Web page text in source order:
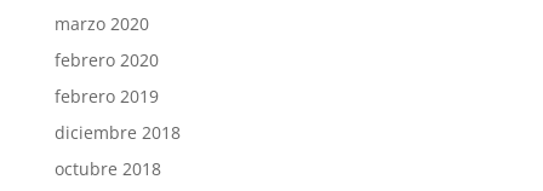
marzo 2020
febrero 2020
febrero 2019
diciembre 2018
octubre 2018